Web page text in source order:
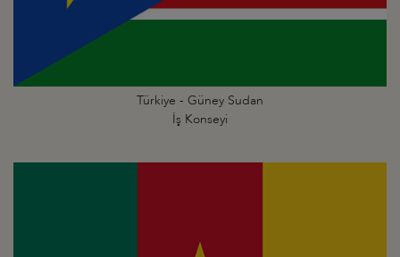
Türkiye - Güney Sudan
İş Konseyi